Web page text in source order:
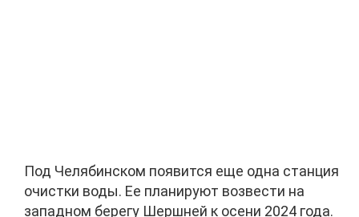
Под Челябинском появится еще одна станция
очистки воды. Ее планируют возвести на
западном берегу Шершней к осени 2024 года.